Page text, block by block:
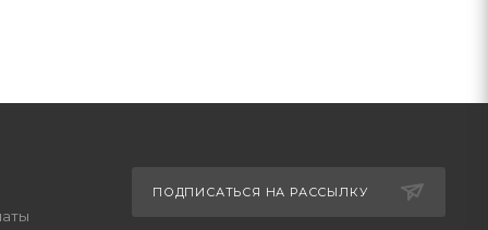
ПОДПИСАТЬСЯ НА РАССЫЛКУ